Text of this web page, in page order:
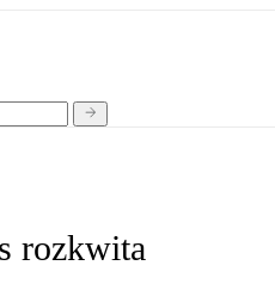
rozkwita